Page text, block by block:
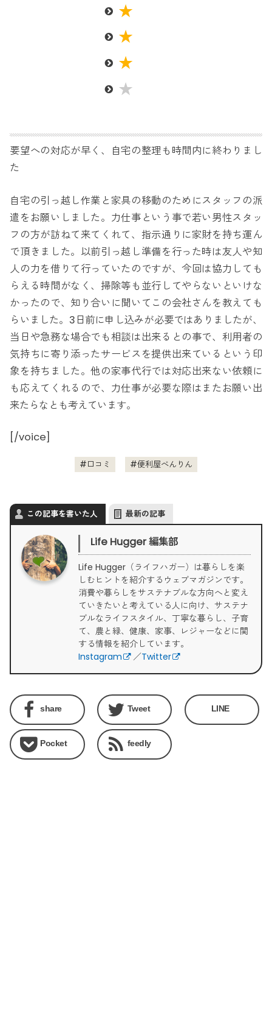
要望への対応が早く、自宅の整理も時間内に終わりまし
た
自宅の引っ越し作業と家具の移動のためにスタッフの派
遣をお願いしました。力仕事という事で若い男性スタッ
フの方が訪ねて来てくれて、指示通りに家財を持ち運ん
で頂きました。以前引っ越し準備を行った時は友人や知
人の力を借りて行っていたのですが、今回は協力しても
らえる時間がなく、掃除等も並行してやらないといけな
かったので、知り合いに聞いてこの会社さんを教えても
らいました。3日前に申し込みが必要ではありましたが、
当日や急務な場合でも相談は出来るとの事で、利用者の
気持ちに寄り添ったサービスを提供出来ているという印
象を持ちました。他の家事代行では対応出来ない依頼に
も応えてくれるので、力仕事が必要な際はまたお願い出
来たらなとも考えています。
[/voice]
口コミ 便利屋べんりん
この記事を書いた人 最新の記事
Life Hugger 編集部
Life Hugger（ライフハガー）は暮らしを楽
しむヒントを紹介するウェブマガジンです。
消費や暮らしをサステナブルな方向へと変え
ていきたいと考えている人に向け、サステナ
ブルなライフスタイル、丁寧な暮らし、子育
て、農と緑、健康、家事、レジャーなどに関
する情報を紹介しています。
Instagram
／Twitter
share Tweet LINE
Pocket feedly